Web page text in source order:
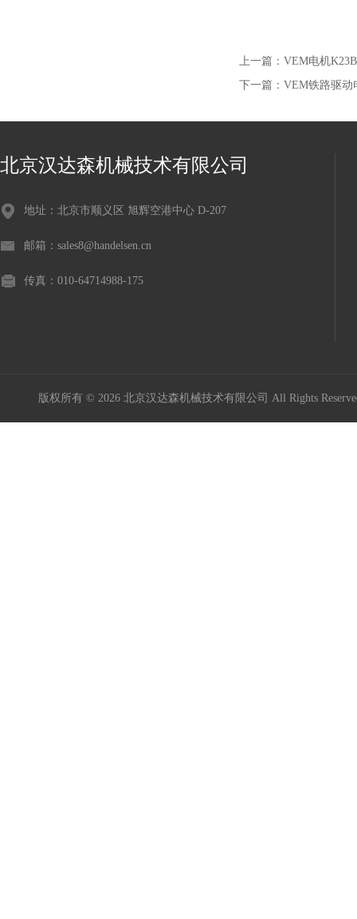
上一篇： VEM电机
下一篇： VEM铁路驱动
北京汉达森机械技术有限公司
地址：北京市顺义区 旭辉空港中心 D-207
邮箱：sales8@handelsen.cn
传真：010-64714988-175
版权所有 © 2026 北京汉达森机械技术有限公司 All Rights